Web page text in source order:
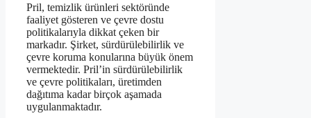
Pril, temizlik ürünleri sektöründe
faaliyet gösteren ve çevre dostu
politikalarıyla dikkat çeken bir
markadır. Şirket, sürdürülebilirlik ve
çevre koruma konularına büyük önem
vermektedir. Pril’in sürdürülebilirlik
ve çevre politikaları, üretimden
dağıtıma kadar birçok aşamada
uygulanmaktadır.